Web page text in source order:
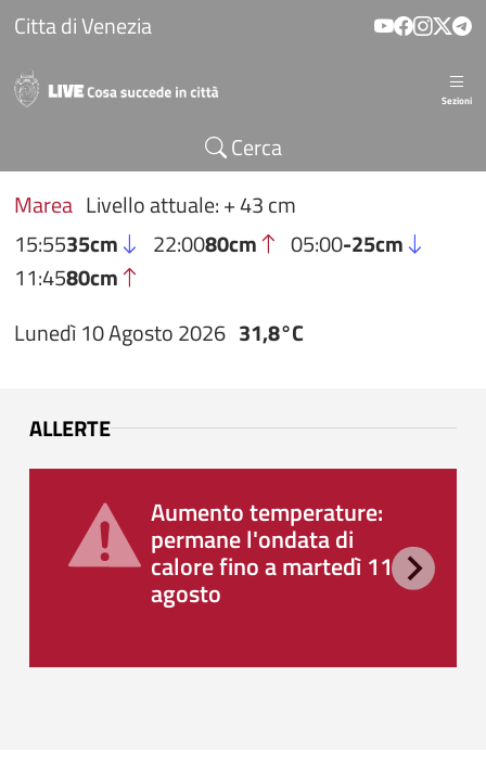
Salta al contenuto principale
Citta di Venezia
Sezioni
Cerca
Marea Livello attuale: + 43 cm
15:5535cm 22:0080cm 05:00-25cm
11:4580cm
Lunedì 10 Agosto 2026 31,8°C
ALLERTE
Aumento temperature:
permane l'ondata di
calore fino a martedì 11
agosto